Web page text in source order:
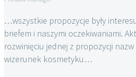
…wszystkie propozycje były
briefem i naszymi oczekiwaniami.
rozwinięciu jednej z propozycji
wizerunek kosmetyku…